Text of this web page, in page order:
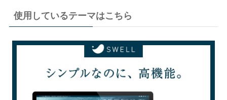
使用しているテーマはこちら